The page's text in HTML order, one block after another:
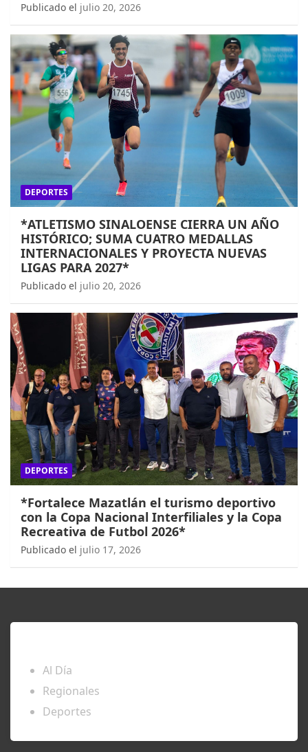
Publicado el julio 20, 2026
DEPORTES
*ATLETISMO SINALOENSE CIERRA UN AÑO
HISTÓRICO; SUMA CUATRO MEDALLAS
INTERNACIONALES Y PROYECTA NUEVAS
LIGAS PARA 2027*
Publicado el julio 20, 2026
DEPORTES
*Fortalece Mazatlán el turismo deportivo
con la Copa Nacional Interfiliales y la Copa
Recreativa de Futbol 2026*
Publicado el julio 17, 2026
Al Día
Regionales
Deportes